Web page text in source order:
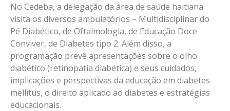
No Cedeba, a delegação da área de saúde haitiana
visita os diversos ambulatórios – Multidisciplinar do
Pé Diabético, de Oftalmologia, de Educação Doce
Conviver, de Diabetes tipo 2. Além disso, a
programação prevê apresentações sobre o olho
diabético (retinopatia diabética) e seus cuidados,
implicações e perspectivas da educação em diabetes
mellitus, o direito aplicado ao diabetes e estratégias
educacionais.